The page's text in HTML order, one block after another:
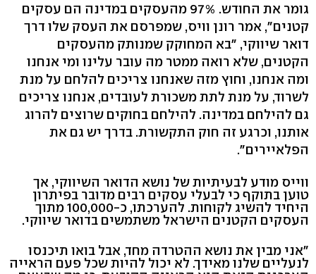
גומר את החודש. 97% מהעסקים במדינה הם עסקים
קטנים", אמר רונן וויס, שמפרסם את העסק שלו דרך
דואר שיווקי, "בא המחוקק שמנותק מהעסקים
הקטנים, שלא רואה ממטר מה עובר עלינו ומי אנחנו
ומה אנחנו, וחוץ מזה שאנחנו צריכים להלחם על מנת
לשרוד, על מנת לתת משכורת לעובדים, אנחנו צריכים
גם להילחם במדינה. להילחם בחוקים שרוצים להרוג
אותנו, וכרגע זה חוק התקשורת. בדרך יש גם את
הפלאיירים".
ווייס מודע לבעיתיות של נושא הדואר השיווקי, אך
טוען בתוקף כי לבעלי עסקים רבים מדובר בפיתרון
היחיד להשיג לקוחות. להערכתו, כ-100,000 מתוך
העסקים הקטנים הישראל משתמשים בדואר שיווקי.
"אני מבין את נושא ההטרדה מחד, אבל בואו תיכנסו
לנעליים שלנו מאידך. לא יכול להיות שכל פעם הראייה